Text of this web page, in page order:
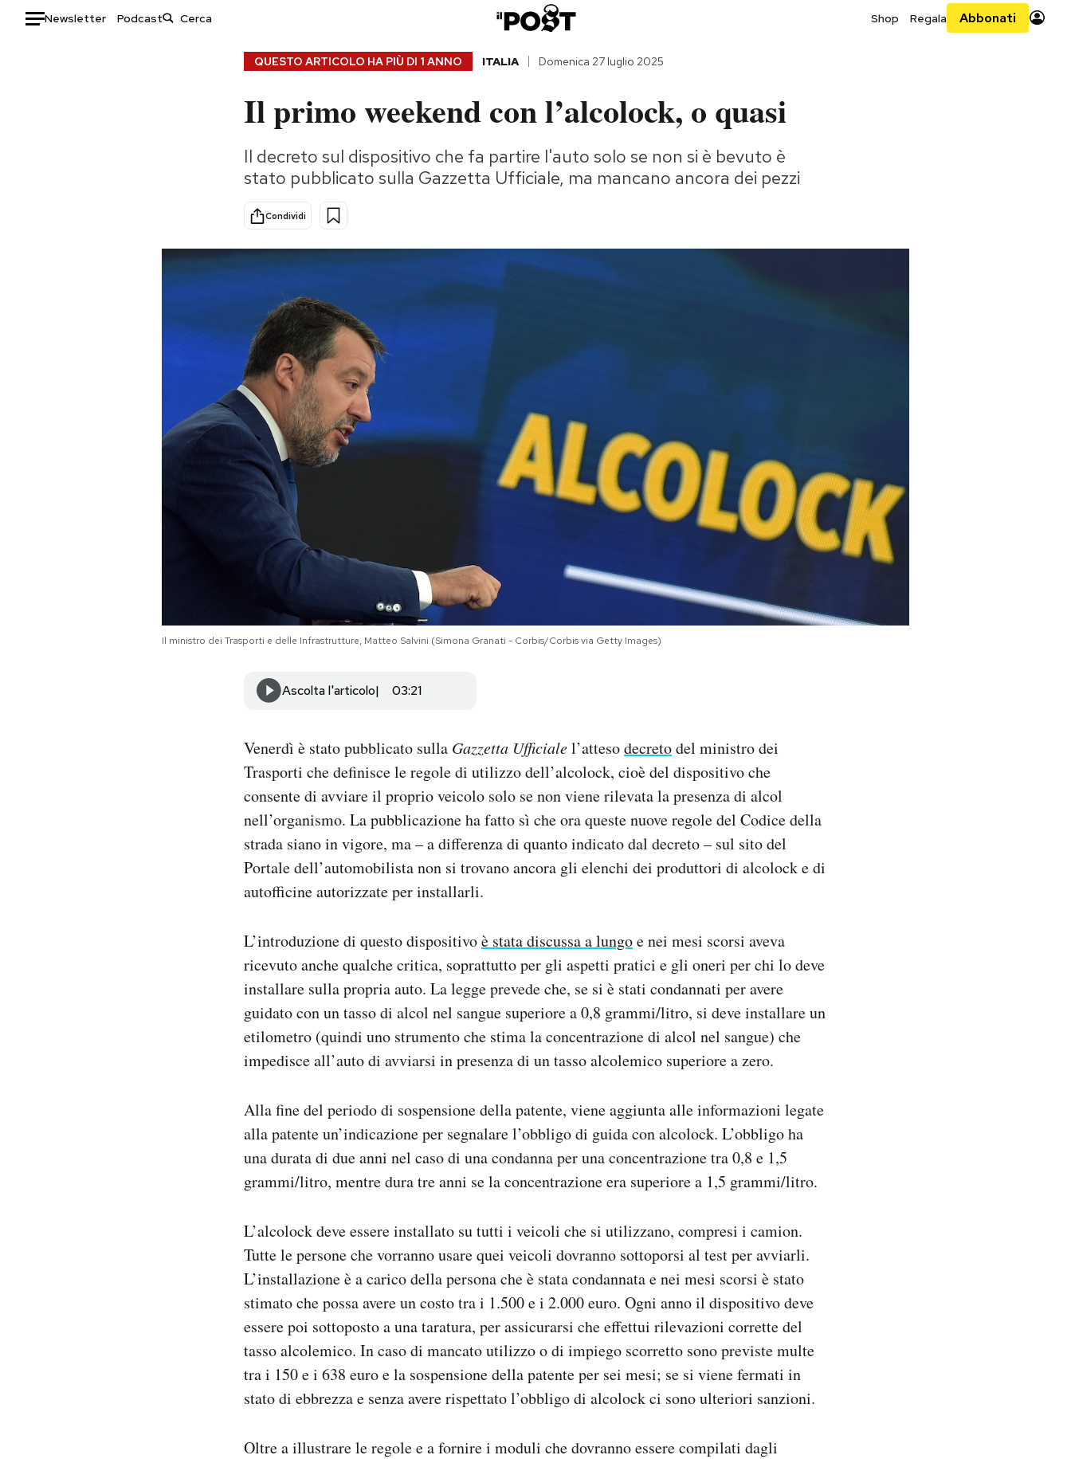
Newsletter Podcast Shop Regala Abbonati
Consumismi
Storie/Idee
Ok Boomer!
Media
Europa
Mondiali calcio 2026
QUESTO ARTICOLO HA PIÙ DI 1 ANNO ITALIA Domenica 27 luglio 2025
Il primo weekend con l’alcolock, o quasi
Il decreto sul dispositivo che fa partire l'auto solo se non si è bevuto è
stato pubblicato sulla Gazzetta Ufficiale, ma mancano ancora dei pezzi
Condividi
Il ministro dei Trasporti e delle Infrastrutture, Matteo Salvini (Simona Granati - Corbis/Corbis via Getty Images)
Ascolta l'articolo 03:21
Venerdì è stato pubblicato sulla Gazzetta Ufficialel’attesodecretodel ministro dei
Trasporti che definisce le regole di utilizzo dell’alcolock, cioè del dispositivo che
consente di avviare il proprio veicolo solo se non viene rilevata la presenza di alcol
nell’organismo. La pubblicazione ha fatto sì che ora queste nuove regole del Codice della
strada siano in vigore, ma – a differenza di quanto indicato dal decreto – sul sito del
Portale dell’automobilista non si trovano ancora gli elenchi dei produttori di alcolock e di
autofficine autorizzate per installarli.
L’introduzione di questo dispositivoè stata discussa a lungoe nei mesi scorsi aveva
ricevuto anche qualche critica, soprattutto per gli aspetti pratici e gli oneri per chi lo deve
installare sulla propria auto. La legge prevede che, se si è stati condannati per avere
guidato con un tasso di alcol nel sangue superiore a 0,8 grammi/litro, si deve installare un
etilometro (quindi uno strumento che stima la concentrazione di alcol nel sangue) che
impedisce all’auto di avviarsi in presenza di un tasso alcolemico superiore a zero.
Alla fine del periodo di sospensione della patente, viene aggiunta alle informazioni legate
alla patente un’indicazione per segnalare l’obbligo di guida con alcolock. L’obbligo ha
una durata di due anni nel caso di una condanna per una concentrazione tra 0,8 e 1,5
grammi/litro, mentre dura tre anni se la concentrazione era superiore a 1,5 grammi/litro.
L’alcolock deve essere installato su tutti i veicoli che si utilizzano, compresi i camion.
Tutte le persone che vorranno usare quei veicoli dovranno sottoporsi al test per avviarli.
L’installazione è a carico della persona che è stata condannata e nei mesi scorsi è stato
stimato che possa avere un costo tra i 1.500 e i 2.000 euro. Ogni anno il dispositivo deve
essere poi sottoposto a una taratura, per assicurarsi che effettui rilevazioni corrette del
tasso alcolemico. In caso di mancato utilizzo o di impiego scorretto sono previste multe
tra i 150 e i 638 euro e la sospensione della patente per sei mesi; se si viene fermati in
stato di ebbrezza e senza avere rispettato l’obbligo di alcolock ci sono ulteriori sanzioni.
Oltre a illustrare le regole e a fornire i moduli che dovranno essere compilati dagli